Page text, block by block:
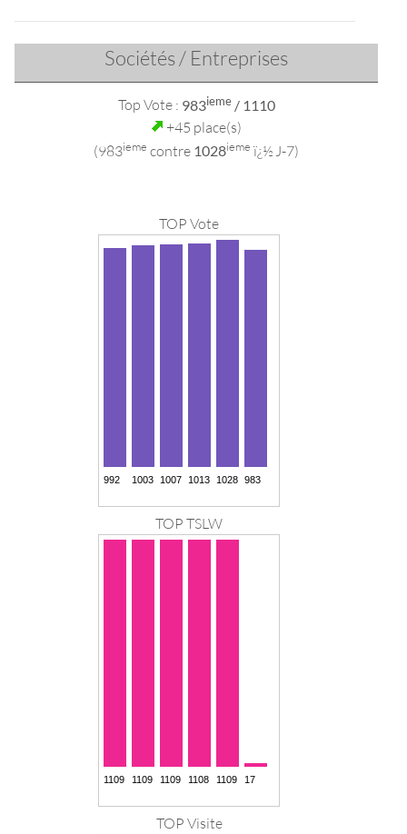
Sociétés / Entreprises
Top Vote : 983ieme/ 1110
+45 place(s)
(983ieme contre 1028ieme ï¿½ J-7)
TOP Vote
TOP TSLW
TOP Visite